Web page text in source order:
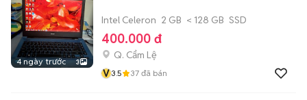
4 ngày trước 3
Intel Celeron 2 GB < 128 GB SSD
400.000 đ
Q. Cẩm Lệ
V3.5 37 đã bán